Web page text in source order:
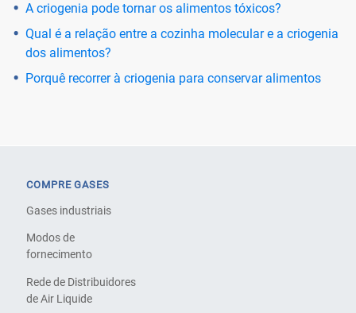
A criogenia pode tornar os alimentos tóxicos?
Qual é a relação entre a cozinha molecular e a criogenia
dos alimentos?
Porquê recorrer à criogenia para conservar alimentos
COMPRE GASES
Gases industriais
Modos de
fornecimento
Rede de Distribuidores
de Air Liquide